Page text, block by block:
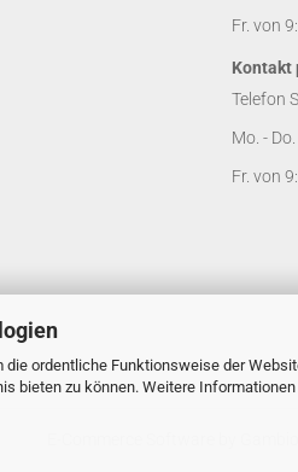
ordentliche Funktionsweise der
bieten zu können. Weitere
Fr. von
Kontakt
Telefon
Mo. -
Fr. von